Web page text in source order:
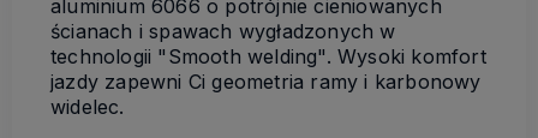
aluminium 6066 o potrójnie cieniowanych
ścianach i spawach wygładzonych w
technologii "Smooth welding". Wysoki komfort
jazdy zapewni Ci geometria ramy i karbonowy
widelec.